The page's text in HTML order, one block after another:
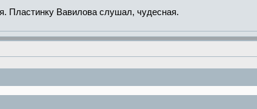
Пластинку Вавилова слушал, чудесная.